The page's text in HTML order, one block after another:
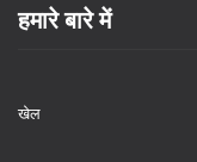
हमारे बारे में
खेल